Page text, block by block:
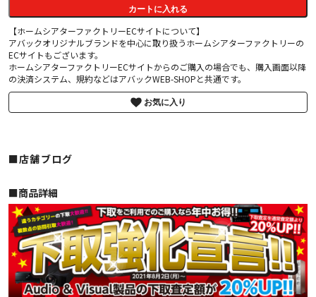
カートに入れる
【ホームシアターファクトリーECサイトについて】
アバックオリジナルブランドを中心に取り扱うホームシアターファクトリーの
ECサイトもございます。
ホームシアターファクトリーECサイトからのご購入の場合でも、購入画面以降
の決済システム、規約などはアバックWEB-SHOPと共通です。
お気に入り
■店舗ブログ
■︎商品詳細